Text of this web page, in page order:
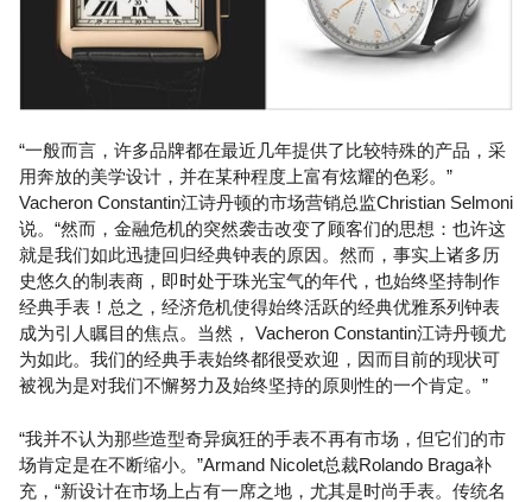
“一般而言，许多品牌都在最近几年提供了比较特殊的产品，采
用奔放的美学设计，并在某种程度上富有炫耀的色彩。”
Vacheron Constantin江诗丹顿的市场营销总监Christian Selmoni
说。“然而，金融危机的突然袭击改变了顾客们的思想：也许这
就是我们如此迅捷回归经典钟表的原因。然而，事实上诸多历
史悠久的制表商，即时处于珠光宝气的年代，也始终坚持制作
经典手表！总之，经济危机使得始终活跃的经典优雅系列钟表
成为引人瞩目的焦点。当然， Vacheron Constantin江诗丹顿尤
为如此。我们的经典手表始终都很受欢迎，因而目前的现状可
被视为是对我们不懈努力及始终坚持的原则性的一个肯定。”
“我并不认为那些造型奇异疯狂的手表不再有市场，但它们的市
场肯定是在不断缩小。”Armand Nicolet总裁Rolando Braga补
充，“新设计在市场上占有一席之地，尤其是时尚手表。传统名